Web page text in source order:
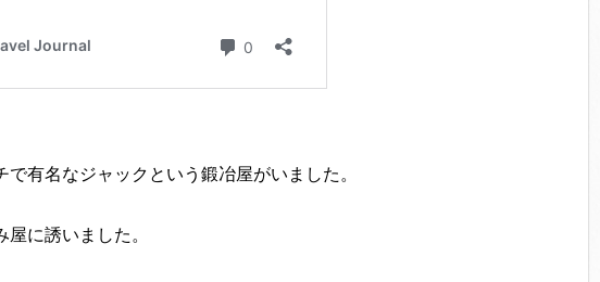
有名なジャックという鍛冶屋がいました。
に誘いました。